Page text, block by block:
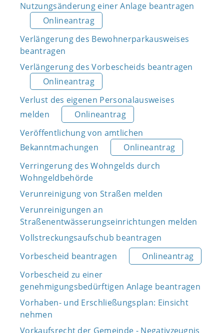
Nutzungsänderung einer Anlage beantragen
Onlineantrag
Verlängerung des Bewohnerparkausweises
beantragen
Verlängerung des Vorbescheids beantragen
Onlineantrag
Verlust des eigenen Personalausweises
melden
Onlineantrag
Veröffentlichung von amtlichen
Bekanntmachungen
Onlineantrag
Verringerung des Wohngelds durch
Wohngeldbehörde
Verunreinigung von Straßen melden
Verunreinigungen an
Straßenentwässerungseinrichtungen melden
Vollstreckungsaufschub beantragen
Vorbescheid beantragen
Onlineantrag
Vorbescheid zu einer
genehmigungsbedürftigen Anlage beantragen
Vorhaben- und Erschließungsplan: Einsicht
nehmen
Vorkaufsrecht der Gemeinde - Negativzeugnis